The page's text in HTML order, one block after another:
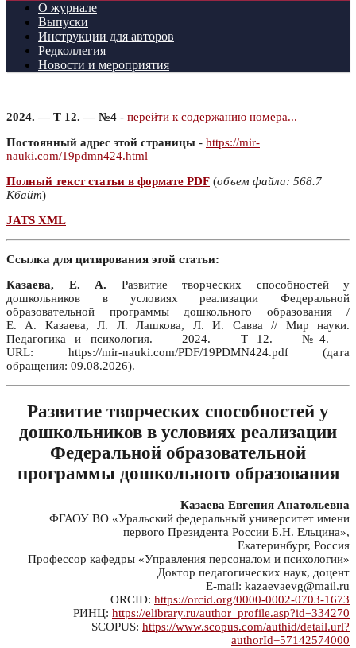
О журнале
Выпуски
Инструкции для авторов
Редколлегия
Новости и мероприятия
2024. — Т 12. — №4 - перейти к содержанию номера...
Постоянный адрес этой страницы - https://mir-
nauki.com/19pdmn424.html
Полный текст статьи в формате PDF (объем файла: 568.7
Кбайт)
JATS XML
Ссылка для цитирования этой статьи:
Казаева, Е. А. Развитие творческих способностей у
дошкольников в условиях реализации Федеральной
образовательной программы дошкольного образования /
Е. А. Казаева, Л. Л. Лашкова, Л. И. Савва // Мир науки.
Педагогика и психология. — 2024. — Т 12. — №4. —
URL: https://mir-nauki.com/PDF/19PDMN424.pdf (дата
обращения: 09.08.2026).
Развитие творческих способностей у
дошкольников в условиях реализации
Федеральной образовательной
программы дошкольного образования
Казаева Евгения Анатольевна
ФГАОУ ВО «Уральский федеральный университет имени
первого Президента России Б.Н. Ельцина»,
Екатеринбург, Россия
Профессор кафедры «Управления персоналом и психологии»
Доктор педагогических наук, доцент
E-mail: kazaevaevg@mail.ru
ORCID: https://orcid.org/0000-0002-0703-1673
РИНЦ: https://elibrary.ru/author_profile.asp?id=334270
SCOPUS: https://www.scopus.com/authid/detail.url?
authorId=57142574000